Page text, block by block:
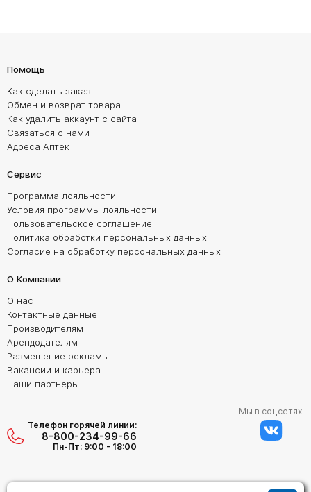
Помощь
Как сделать заказ
Обмен и возврат товара
Как удалить аккаунт с сайта
Связаться с нами
Адреса Аптек
Сервис
Программа лояльности
Условия программы лояльности
Пользовательское соглашение
Политика обработки персональных данных
Согласие на обработку персональных данных
О Компании
О нас
Контактные данные
Производителям
Арендодателям
Размещение рекламы
Вакансии и карьера
Наши партнеры
Телефон горячей линии:
8-800-234-99-66
Пн-Пт: 9:00 - 18:00
Мы в соцсетях: